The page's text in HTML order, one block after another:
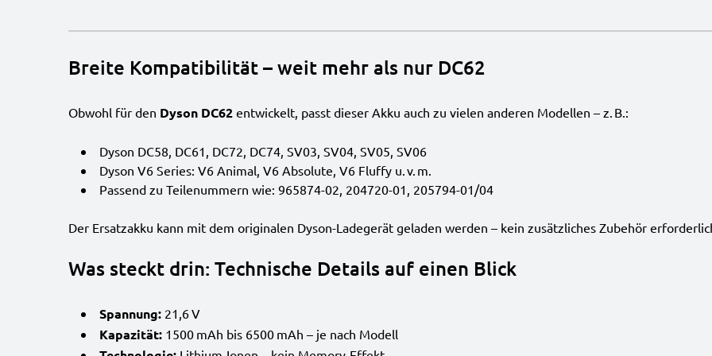
Breite Kompatibilität – weit mehr als nur DC62
Obwohl für den Dyson DC62 entwickelt, passt dieser Akku auch zu vielen anderen Modellen – z. B.:
Dyson DC58, DC61, DC72, DC74, SV03, SV04, SV05, SV06
Dyson V6 Series: V6 Animal, V6 Absolute, V6 Fluffy u. v. m.
Passend zu Teilenummern wie: 965874-02, 204720-01, 205794-01/04
Der Ersatzakku kann mit dem originalen Dyson-Ladegerät geladen werden – kein zusätzliches Zubehör
Was steckt drin: Technische Details auf einen Blick
Spannung: 21,6V
Kapazität: 1500 mAh bis 6500 mAh – je nach Modell